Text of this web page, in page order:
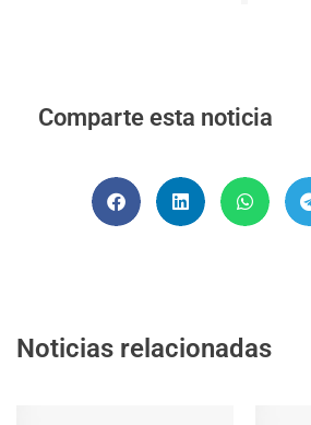
Comparte esta noticia
Noticias relacionadas